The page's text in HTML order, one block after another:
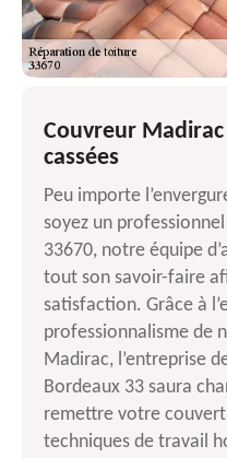
Couvreur
cassées
Peu importe
soyez un
33670, notre équipe
tout son savoir-faire
satisfaction. Grâce à
professionnalisme de
Madirac, l’entreprise
Bordeaux 33 saura
remettre votre
techniques de travail